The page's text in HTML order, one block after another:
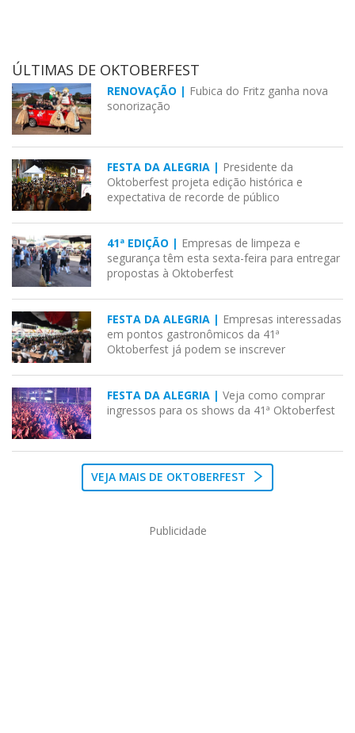
ÚLTIMAS DE OKTOBERFEST
RENOVAÇÃO | Fubica do Fritz ganha nova
sonorização
FESTA DA ALEGRIA | Presidente da
Oktoberfest projeta edição histórica e
expectativa de recorde de público
41ª EDIÇÃO | Empresas de limpeza e
segurança têm esta sexta-feira para entregar
propostas à Oktoberfest
FESTA DA ALEGRIA | Empresas interessadas
em pontos gastronômicos da 41ª
Oktoberfest já podem se inscrever
FESTA DA ALEGRIA | Veja como comprar
ingressos para os shows da 41ª Oktoberfest
VEJA MAIS DE OKTOBERFEST
Publicidade